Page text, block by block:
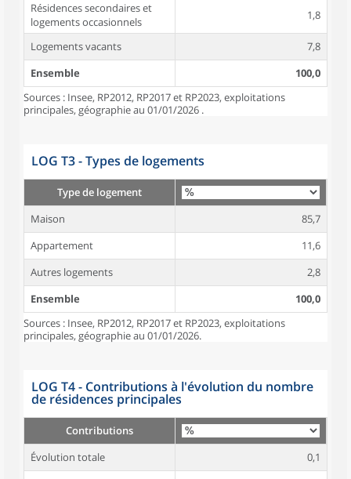
Résidences secondaires et
logements occasionnels
1,8
Logements vacants
7,8
Ensemble
100,0
Sources : Insee, RP2012, RP2017 et RP2023, exploitations
principales, géographie au 01/01/2026 .
LOG T3 - Types de logements
Type de logement
Maison
85,7
Appartement
11,6
Autres logements
2,8
Ensemble
100,0
Sources : Insee, RP2012, RP2017 et RP2023, exploitations
principales, géographie au 01/01/2026.
LOG T4 - Contributions à l'évolution du nombre
de résidences principales
Contributions
Évolution totale
0,1